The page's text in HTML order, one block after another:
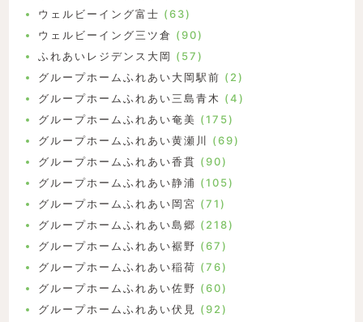
ウェルビーイング富士 (63)
ウェルビーイング三ツ倉 (90)
ふれあいレジデンス大岡 (57)
グループホームふれあい大岡駅前 (2)
グループホームふれあい三島青木 (4)
グループホームふれあい奄美 (175)
グループホームふれあい黄瀬川
(69)
グループホームふれあい香貫 (90)
グループホームふれあい静浦 (105)
グループホームふれあい岡宮 (71)
グループホームふれあい島郷 (218)
グループホームふれあい裾野 (67)
グループホームふれあい稲荷 (76)
グループホームふれあい佐野 (60)
グループホームふれあい伏見
(92)